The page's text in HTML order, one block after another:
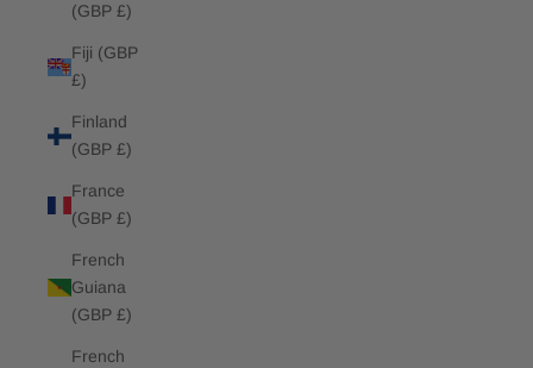
(GBP £)
Fiji (GBP
£)
Finland
(GBP £)
France
(GBP £)
French
Guiana
(GBP £)
French